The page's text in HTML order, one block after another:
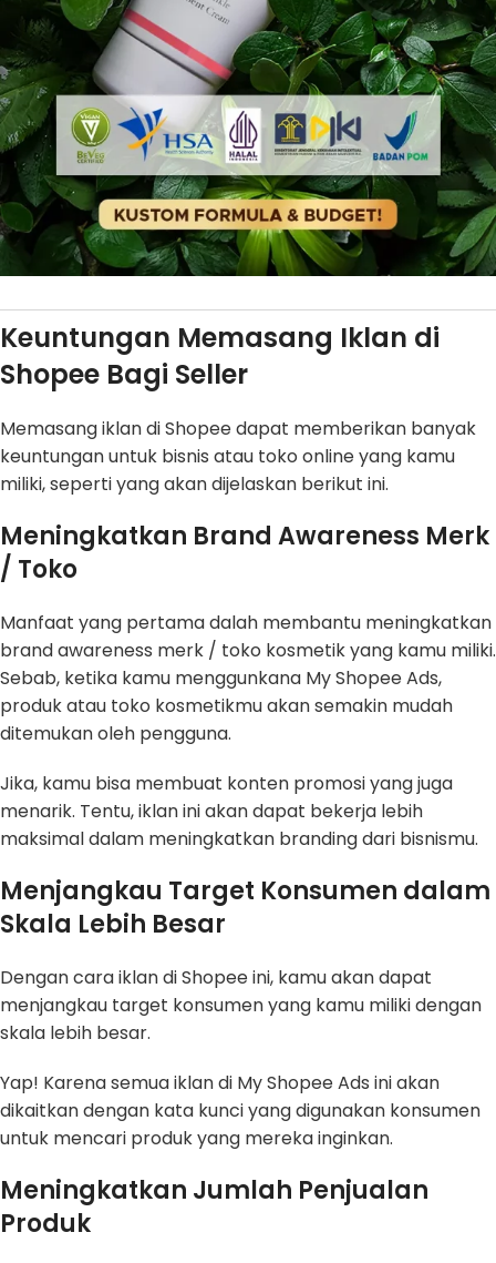
Keuntungan Memasang Iklan di
Shopee Bagi Seller
Memasang iklan di Shopee dapat memberikan banyak
keuntungan untuk bisnis atau toko online yang kamu
miliki, seperti yang akan dijelaskan berikut ini.
Meningkatkan Brand Awareness Merk
/ Toko
Manfaat yang pertama dalah membantu meningkatkan
brand awareness merk / toko kosmetik yang kamu miliki.
Sebab, ketika kamu menggunkana My Shopee Ads,
produk atau toko kosmetikmu akan semakin mudah
ditemukan oleh pengguna.
Jika, kamu bisa membuat konten promosi yang juga
menarik. Tentu, iklan ini akan dapat bekerja lebih
maksimal dalam meningkatkan branding dari bisnismu.
Menjangkau Target Konsumen dalam
Skala Lebih Besar
Dengan cara iklan di Shopee ini, kamu akan dapat
menjangkau target konsumen yang kamu miliki dengan
skala lebih besar.
Yap! Karena semua iklan di My Shopee Ads ini akan
dikaitkan dengan kata kunci yang digunakan konsumen
untuk mencari produk yang mereka inginkan.
Meningkatkan Jumlah Penjualan
Produk